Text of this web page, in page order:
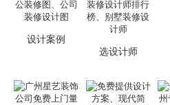
设计案例
选设计师